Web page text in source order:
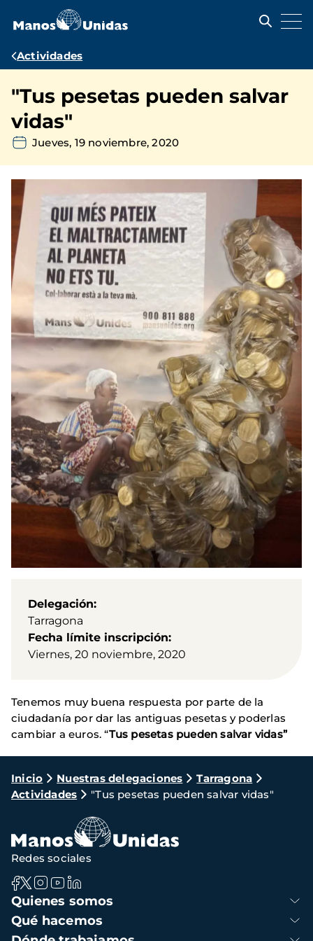
contenido
Ruta
navegación
Actividades
"Tus pesetas pueden salvar
vidas"
Jueves, 19 noviembre, 2020
Delegación
Tarragona
Fecha límite inscripción
Viernes, 20 noviembre, 2020
Tenemos muy buena respuesta por parte de la
ciudadanía por dar las antiguas pesetas y poderlas
cambiar a euros. “Tus pesetas pueden salvar vidas”
Ruta
de
navegación
Inicio Nuestras delegaciones
Tarragona
Actividades
"Tus pesetas pueden salvar vidas"
Navegación
principal
Quienes somos
Qué hacemos
Redes sociales